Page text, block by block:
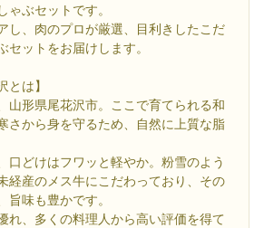
ゃぶセットです。
し、肉のプロが厳選、目利きしたこだ
セットをお届けします。
とは】
山形県尾花沢市。ここで育てられる和
さから身を守るため、自然に上質な脂
口どけはフワッと軽やか。粉雪のよう
経産のメス牛にこだわっており、その
旨味も豊かです。
れ、多くの料理人から高い評価を得て